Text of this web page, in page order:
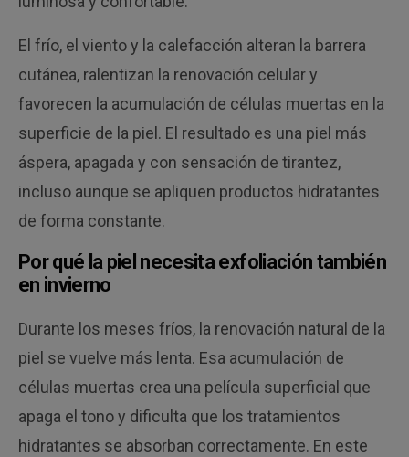
El frío, el viento y la calefacción alteran la barrera
cutánea, ralentizan la renovación celular y
favorecen la acumulación de células muertas en la
superficie de la piel. El resultado es una piel más
áspera, apagada y con sensación de tirantez,
incluso aunque se apliquen productos hidratantes
de forma constante.
Por qué la piel necesita exfoliación también
en invierno
Durante los meses fríos, la renovación natural de la
piel se vuelve más lenta. Esa acumulación de
células muertas crea una película superficial que
apaga el tono y dificulta que los tratamientos
hidratantes se absorban correctamente. En este